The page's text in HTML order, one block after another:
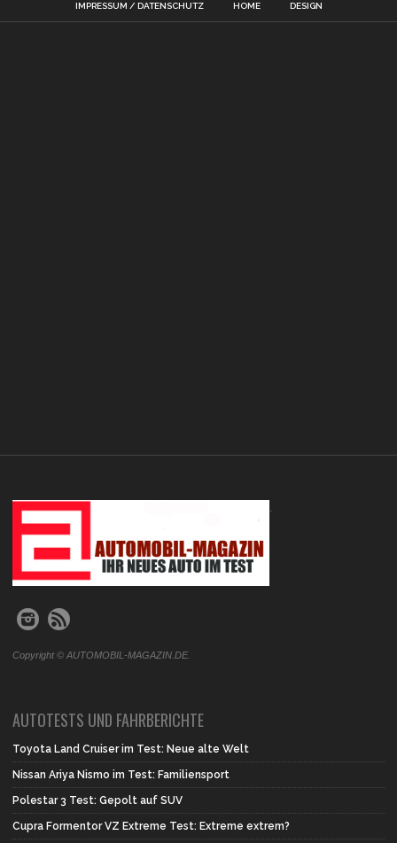
IMPRESSUM / DATENSCHUTZ HOME DESIGN
.
Copyright © AUTOMOBIL-MAGAZIN.DE.
AUTOTESTS UND FAHRBERICHTE
Toyota Land Cruiser im Test: Neue alte Welt
Nissan Ariya Nismo im Test: Familiensport
Polestar 3 Test: Gepolt auf SUV
Cupra Formentor VZ Extreme Test: Extreme extrem?